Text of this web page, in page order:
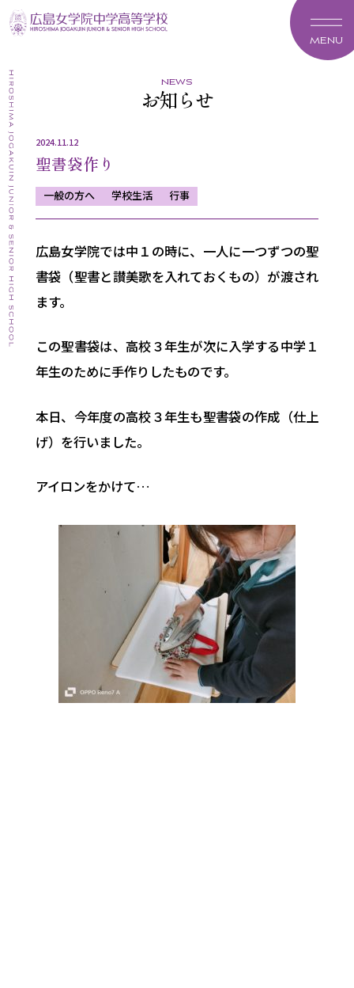
MENU
news
お知らせ
2024.11.12
聖書袋作り
一般の方へ 学校生活 行事
広島女学院では中１の時に、一人に一つずつの聖
書袋（聖書と讃美歌を入れておくもの）が渡され
ます。
この聖書袋は、高校３年生が次に入学する中学１
年生のために手作りしたものです。
本日、今年度の高校３年生も聖書袋の作成（仕上
げ）を行いました。
アイロンをかけて…